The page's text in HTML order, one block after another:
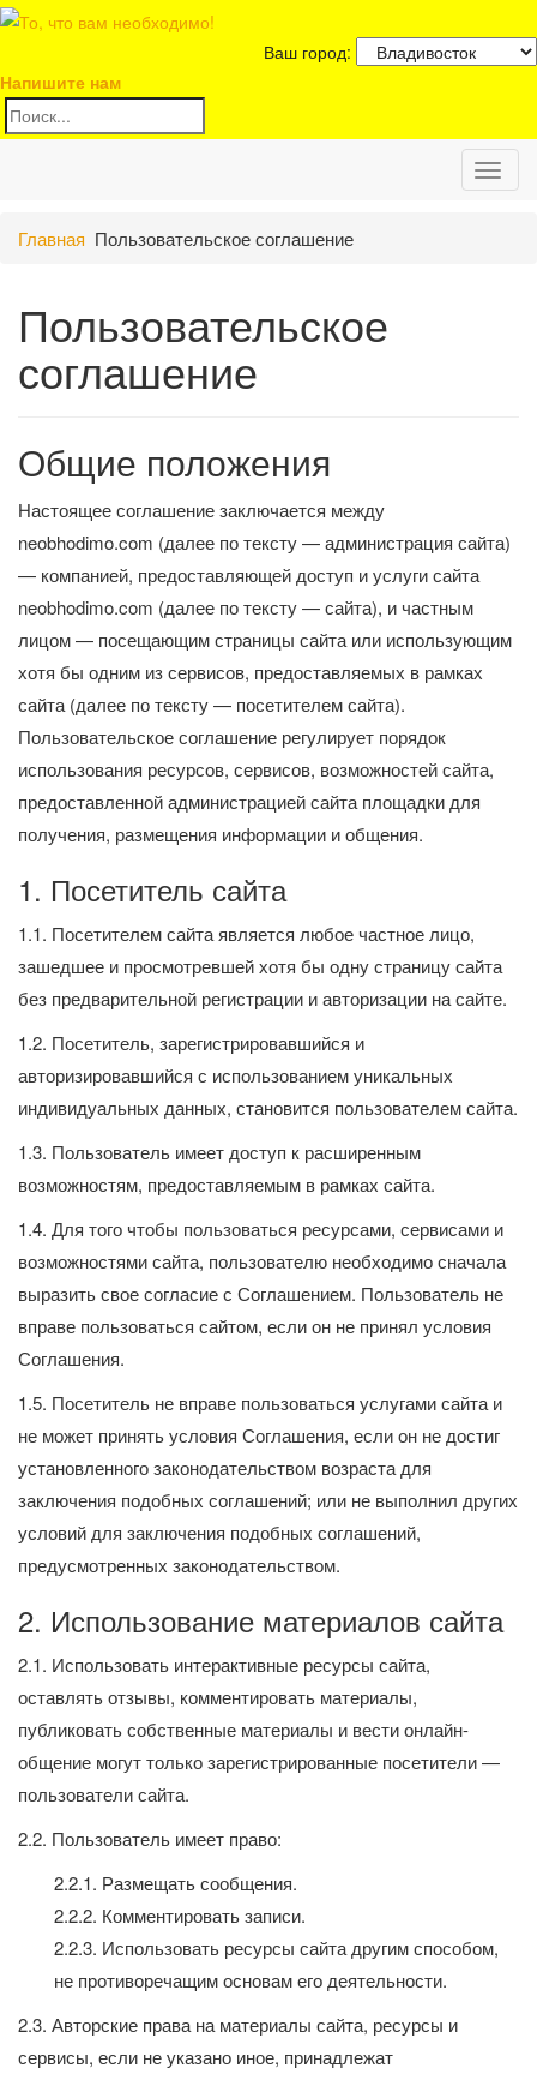
Ваш город:
Напишите нам
Главная Пользовательское соглашение
Пользовательское
соглашение
Общие положения
Настоящее соглашение заключается между
neobhodimo.com (далее по тексту — администрация сайта)
— компанией, предоставляющей доступ и услуги сайта
neobhodimo.com (далее по тексту — сайта), и частным
лицом — посещающим страницы сайта или использующим
хотя бы одним из сервисов, предоставляемых в рамках
сайта (далее по тексту — посетителем сайта).
Пользовательское соглашение регулирует порядок
использования ресурсов, сервисов, возможностей сайта,
предоставленной администрацией сайта площадки для
получения, размещения информации и общения.
1. Посетитель сайта
1.1. Посетителем сайта является любое частное лицо,
зашедшее и просмотревшей хотя бы одну страницу сайта
без предварительной регистрации и авторизации на сайте.
1.2. Посетитель, зарегистрировавшийся и
авторизировавшийся с использованием уникальных
индивидуальных данных, становится пользователем сайта.
1.3. Пользователь имеет доступ к расширенным
возможностям, предоставляемым в рамках сайта.
1.4. Для того чтобы пользоваться ресурсами, сервисами и
возможностями сайта, пользователю необходимо сначала
выразить свое согласие с Соглашением. Пользователь не
вправе пользоваться сайтом, если он не принял условия
Соглашения.
1.5. Посетитель не вправе пользоваться услугами сайта и
не может принять условия Соглашения, если он не достиг
установленного законодательством возраста для
заключения подобных соглашений; или не выполнил других
условий для заключения подобных соглашений,
предусмотренных законодательством.
2. Использование материалов сайта
2.1. Использовать интерактивные ресурсы сайта,
оставлять отзывы, комментировать материалы,
публиковать собственные материалы и вести онлайн-
общение могут только зарегистрированные посетители —
пользователи сайта.
2.2. Пользователь имеет право:
2.2.1. Размещать сообщения.
2.2.2. Комментировать записи.
2.2.3. Использовать ресурсы сайта другим способом,
не противоречащим основам его деятельности.
2.3. Авторские права на материалы сайта, ресурсы и
сервисы, если не указано иное, принадлежат